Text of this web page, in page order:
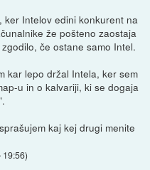
ker Intelov edini konkurent na
že pošteno zaostaja
če ostane samo Intel.
kar lepo držal Intela, ker sem
u in o kalvariji, ki se dogaja
kaj kej drugi menite
19:56)